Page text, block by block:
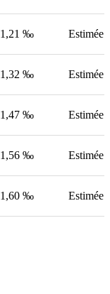
1,21 ‰ Estimée
1,32 ‰ Estimée
1,47 ‰ Estimée
1,56 ‰ Estimée
1,60 ‰ Estimée